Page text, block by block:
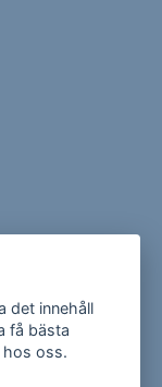
det innehåll
få bästa
hos oss.